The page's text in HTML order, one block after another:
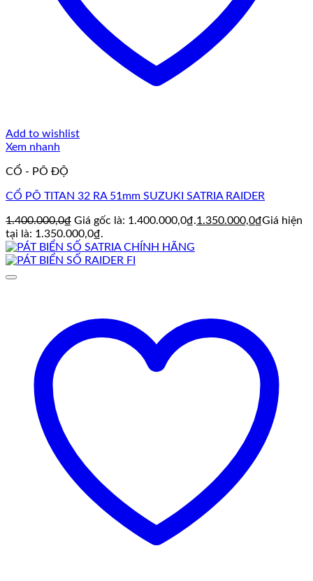
Add to wishlist
Xem nhanh
CỔ - PÔ ĐỘ
CỔ PÔ TITAN 32 RA 51mm SUZUKI SATRIA RAIDER
1.400.000,0₫ Giá gốc là: 1.400.000,0₫.1.350.000,0₫Giá hiện
tại là: 1.350.000,0₫.